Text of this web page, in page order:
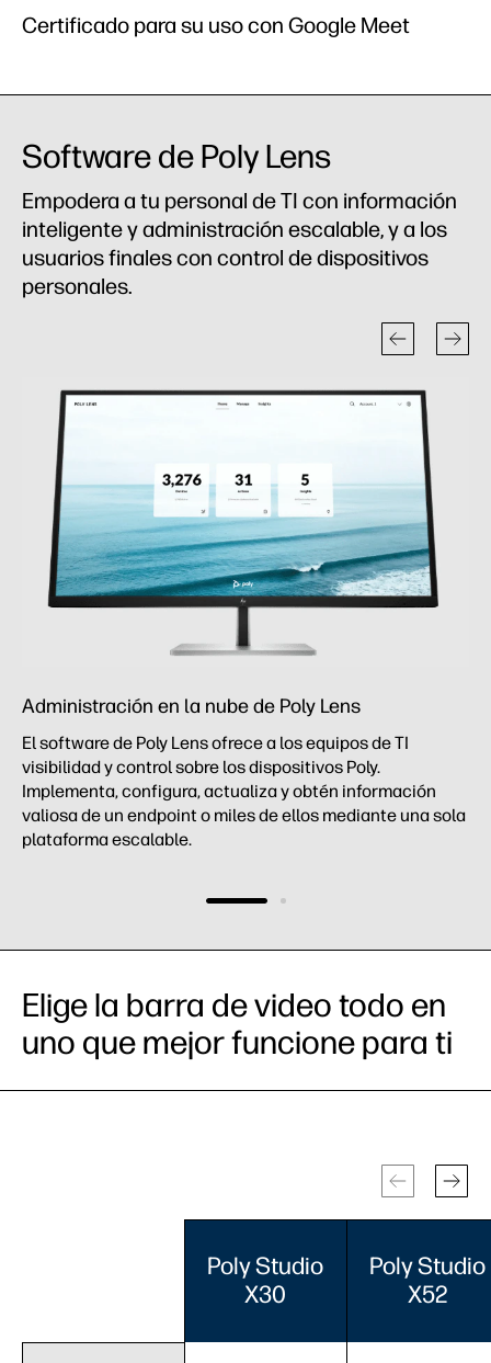
Certificado para su uso con Google Meet
Software de Poly Lens
Empodera a tu personal de TI con información
inteligente y administración escalable, y a los
usuarios finales con control de dispositivos
personales.
Administración en la nube de Poly Lens
El software de Poly Lens ofrece a los equipos de TI
visibilidad y control sobre los dispositivos Poly.
Implementa, configura, actualiza y obtén información
valiosa de un endpoint o miles de ellos mediante una sola
plataforma escalable.
Elige la barra de video todo en
uno que mejor funcione para ti
Poly Studio
X30
Poly Studio
X52